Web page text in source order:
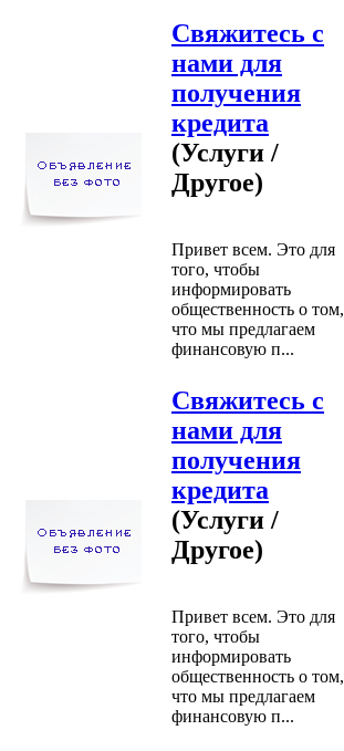
Свяжитесь с
нами для
получения
кредита
(Услуги /
Другое)
Привет всем. Это для
того, чтобы
информировать
общественность о том,
что мы предлагаем
финансовую п...
Свяжитесь с
нами для
получения
кредита
(Услуги /
Другое)
Привет всем. Это для
того, чтобы
информировать
общественность о том,
что мы предлагаем
финансовую п...